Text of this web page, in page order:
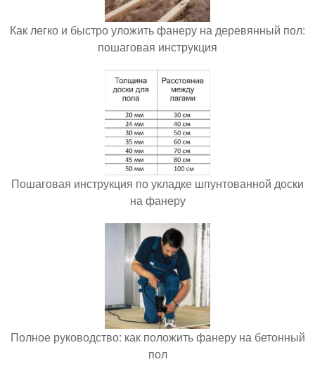
Как легко и быстро уложить фанеру на деревянный пол:
пошаговая инструкция
Пошаговая инструкция по укладке шпунтованной доски
на фанеру
Полное руководство: как положить фанеру на бетонный
пол